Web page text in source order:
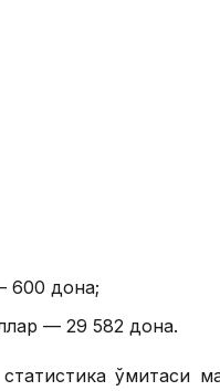
600 дона;
— 29 582 дона.
қўмитаси